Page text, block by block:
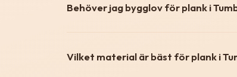
Behöver jag bygglov för plank i
Vilket material är bäst för plank i